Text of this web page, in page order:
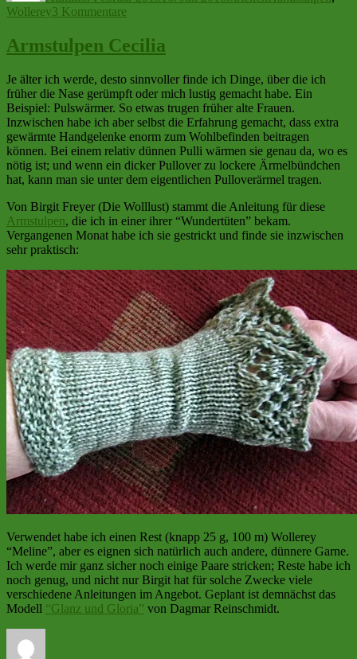
Wollerey3 Kommentare
die
Armstulpen Cecilia
Je älter ich werde, desto sinnvoller finde ich Dinge, über die ich
früher die Nase gerümpft oder mich lustig gemacht habe. Ein
Beispiel: Pulswärmer. So etwas trugen früher alte Frauen.
Inzwischen habe ich aber selbst die Erfahrung gemacht, dass extra
gewärmte Handgelenke enorm zum Wohlbefinden beitragen
können. Bei einem relativ dünnen Pulli wärmen sie genau da, wo es
nötig ist; und wenn ein dicker Pullover zu lockere Ärmelbündchen
hat, kann man sie unter dem eigentlichen Pulloverärmel tragen.
Von Birgit Freyer (Die Wolllust) stammt die Anleitung für diese
Armstulpen, die ich in einer ihrer “Wundertüten” bekam.
Vergangenen Monat habe ich sie gestrickt und finde sie inzwischen
sehr praktisch:
Verwendet habe ich einen Rest (knapp 25 g, 100 m) Wollerey
“Meline”, aber es eignen sich natürlich auch andere, dünnere Garne.
Ich werde mir ganz sicher noch einige Paare stricken; Reste habe ich
noch genug, und nicht nur Birgit hat für solche Zwecke viele
verschiedene Anleitungen im Angebot. Geplant ist demnächst das
Modell “Glanz und Gloria” von Dagmar Reinschmidt.